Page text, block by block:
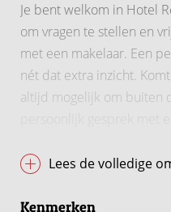
Je bent welkom in Hotel
om vragen te stellen en
met een makelaar. Een
nét dat extra inzicht.
altijd mogelijk om buiten
Eerst volgende moment:
Lees de volledige
Kenmerken